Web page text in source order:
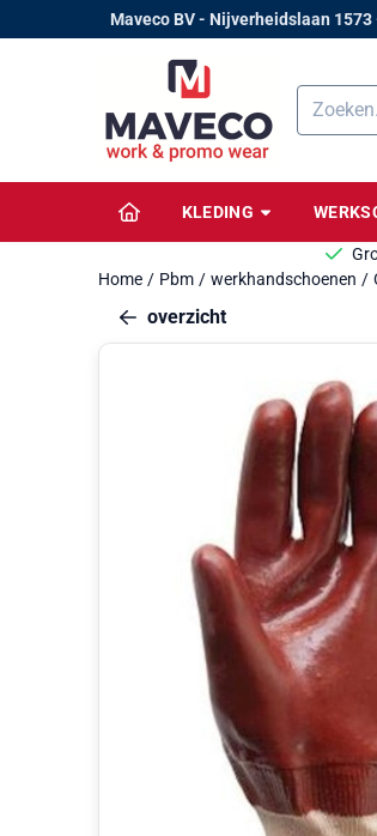
Cookievoorkeuren zijn beschikbaar. Kies
Maveco BV - Nijverheidslaan
Zoeken
KLEDING
Home / Pbm / werkhandschoenen /
overzicht